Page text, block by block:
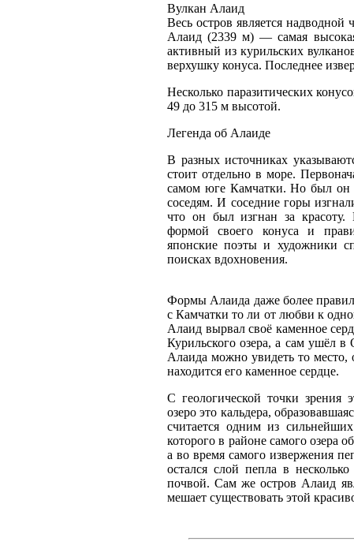
Вулкан Алаид
Весь остров является надводной
Алаид (2339 м) — самая
активный из курильских
верхушку конуса. Последнее
Несколько паразитических
49 до 315 м высотой.
Легенда об Алаиде
В разных источниках
стоит отдельно в море.
самом юге Камчатки. Но был он
соседям. И соседние горы
что он был изгнан за красоту.
формой своего конуса и
японские поэты и художники
поисках вдохновения.
Формы Алаида даже более
с Камчатки то ли от любви к
Алаид вырвал своё каменное
Курильского озера, а сам ушёл
Алаида можно увидеть то место,
находится его каменное сердце.
С геологической точки зрения
озеро это кальдера,
считается одним из
которого в районе самого озера
а во время самого извержения
остался слой пепла в
почвой. Сам же остров Алаид
мешает существовать этой